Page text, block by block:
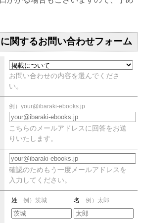
関するお問い合わせフォーム
お問い合わせの内容を選んでくださ
い。
例）your@ibaraki-ebooks.jp
こちらのメールアドレスに回答をお送
りいたします。
確認のためもう一度メールアドレスを
入力してください。
姓 例）茨城 名 例）太郎